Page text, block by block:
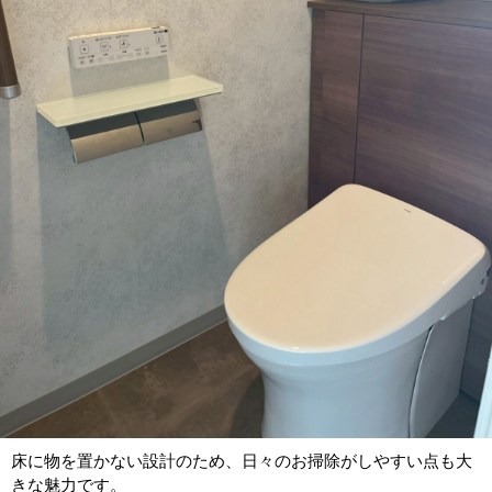
床に物を置かない設計のため、日々のお掃除がしやすい点も大
きな魅力です。